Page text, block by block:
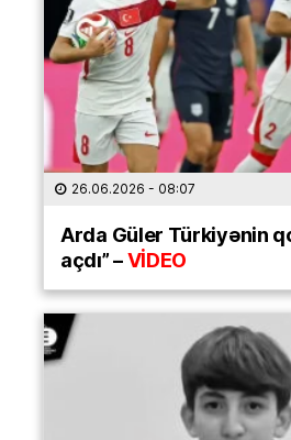
26.06.2026 - 08:07
Arda Güler Türkiyənin
açdı” –VİDEO